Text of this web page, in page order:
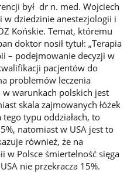
był dr n. med. Wojciech
dziedzinie anestezjologii i
Końskie. Temat, któremu
doktor nosił tytuł: „Terapia
– podejmowanie decyzji w
pacjentów do
problemów leczenia
warunkach polskich jest
skala zajmowanych łóżek
typu oddziałach, to
natomiast w USA jest to
również, że na
w Polsce śmiertelność sięga
nie przekracza 15%.